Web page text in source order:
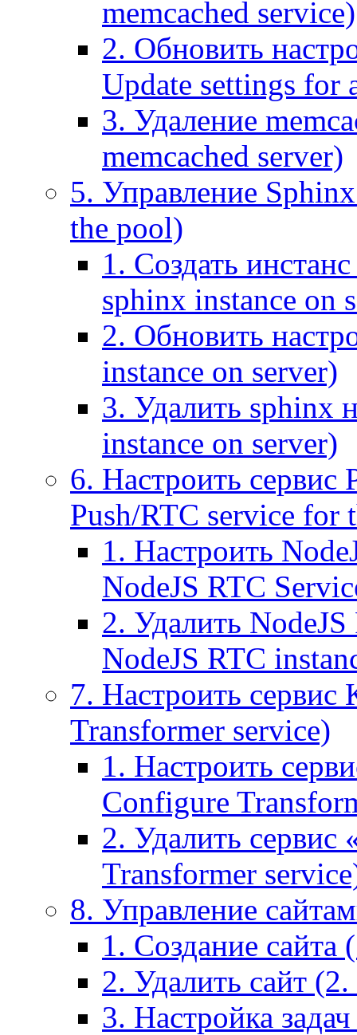
memcached service)
2. Обновить
Update settings for
3. Удаление
memcached server)
5. Управление
the pool)
1. Создать
sphinx instance on
2. Обновить
instance on server)
3. Удалить sphinx
instance on server)
6. Настроить
Push/RTC service for
1. Настроить
NodeJS RTC
2. Удалить
NodeJS RTC
7. Настроить
Transformer service)
1. Настроить
Configure
2. Удалить сервис
Transformer
8. Управление
1. Создание сайта
2. Удалить сайт
3. Настройка